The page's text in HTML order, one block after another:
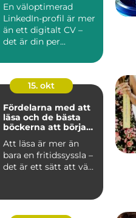
En väloptimerad
LinkedIn-profil är mer
än ett digitalt CV –
det är din per...
15. okt
Fördelarna med att
läsa och de bästa
böckerna att börja
Att läsa är mer än
bara en fritidssyssla –
det är ett sätt att vä...